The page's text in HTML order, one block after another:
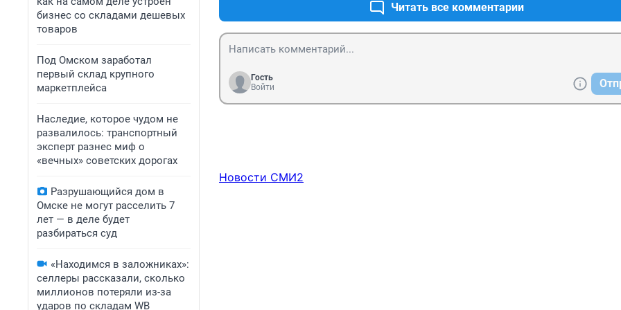
бизнес со складами дешевых
товаров
Под Омском заработал
первый склад крупного
маркетплейса
Наследие, которое чудом не
развалилось: транспортный
эксперт разнес миф о
«вечных» советских дорогах
Разрушающийся дом в
Омске не могут расселить 7
лет — в деле будет
разбираться суд
«Находимся в заложниках»:
селлеры рассказали, сколько
миллионов потеряли из-за
ударов по складам WB
Читать все комментарии
Гость
Войти
Новости СМИ2